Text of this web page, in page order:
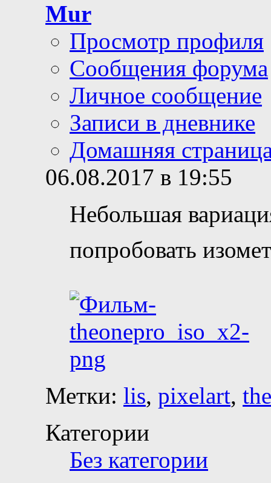
Mur
Просмотр профиля
Сообщения форума
Личное сообщение
Записи в дневнике
Домашняя
06.08.2017 в 19:55
Небольшая
попробовать
Метки: lis, pixelart,
Категории
Без категории